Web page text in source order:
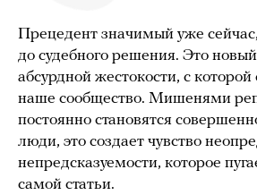
Прецедент значимый уже
до судебного решения. Это
абсурдной жестокости, с которой
наше сообщество. Мишенями
постоянно становятся
люди, это создает чувство
непредсказуемости, которое
самой статьи.